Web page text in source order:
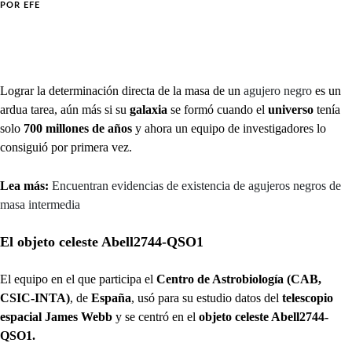
POR EFE
Lograr la determinación directa de la masa de un agujero negro es un
ardua tarea, aún más si su galaxia se formó cuando el universo tenía
solo 700 millones de años y ahora un equipo de investigadores lo
consiguió por primera vez.
Lea más: Encuentran evidencias de existencia de agujeros negros de
masa intermedia
El objeto celeste Abell2744-QSO1
El equipo en el que participa el Centro de Astrobiología (CAB,
CSIC-INTA), de España, usó para su estudio datos del telescopio
espacial James Webb y se centró en el objeto celeste Abell2744-
QSO1.